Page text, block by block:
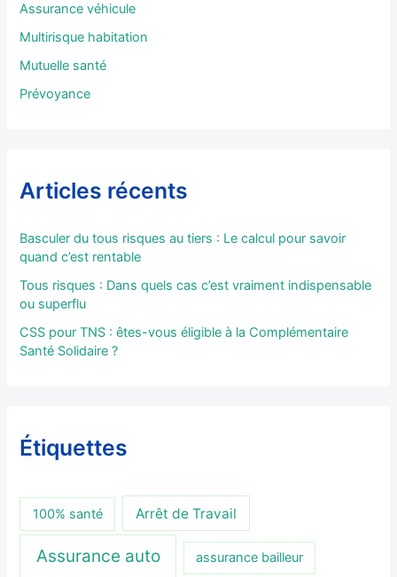
rAssurance véhicule
Multirisque habitation
Mutuelle santé
Prévoyance
Articles récents
Basculer du tous risques au tiers : Le calcul pour savoir
quand c’est rentable
Tous risques : Dans quels cas c’est vraiment indispensable
ou superflu
CSS pour TNS : êtes-vous éligible à la Complémentaire
Santé Solidaire ?
Étiquettes
100% santé Arrêt de Travail
Assurance auto assurance bailleur